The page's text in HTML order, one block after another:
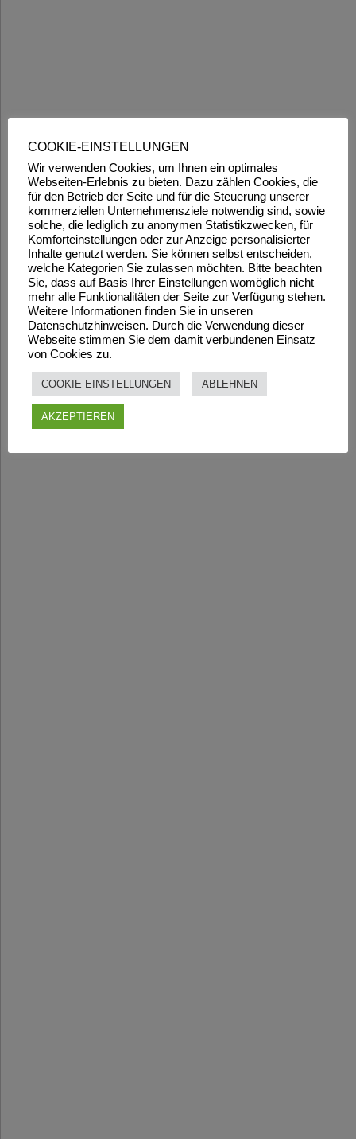
COOKIE-EINSTELLUNGEN
Wir verwenden Cookies, um Ihnen ein optimales
Webseiten-Erlebnis zu bieten. Dazu zählen Cookies, die
für den Betrieb der Seite und für die Steuerung unserer
kommerziellen Unternehmensziele notwendig sind, sowie
solche, die lediglich zu anonymen Statistikzwecken, für
Komforteinstellungen oder zur Anzeige personalisierter
Inhalte genutzt werden. Sie können selbst entscheiden,
welche Kategorien Sie zulassen möchten. Bitte beachten
Sie, dass auf Basis Ihrer Einstellungen womöglich nicht
mehr alle Funktionalitäten der Seite zur Verfügung stehen.
Weitere Informationen finden Sie in unseren
Datenschutzhinweisen. Durch die Verwendung dieser
Webseite stimmen Sie dem damit verbundenen Einsatz
von Cookies zu.
COOKIE EINSTELLUNGEN ABLEHNEN
AKZEPTIEREN